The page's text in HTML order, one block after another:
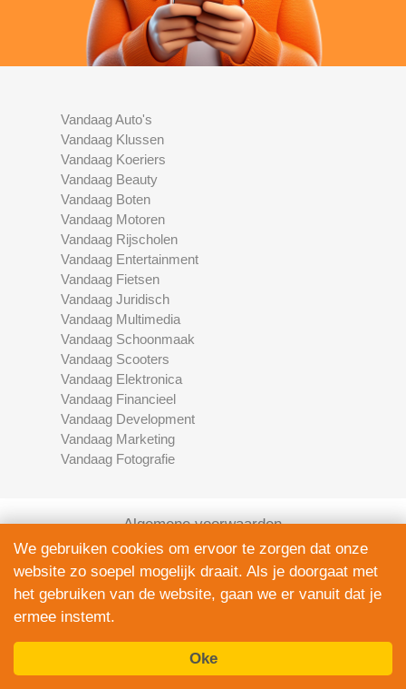
Vandaag Auto's
Vandaag Klussen
Vandaag Koeriers
Vandaag Beauty
Vandaag Boten
Vandaag Motoren
Vandaag Rijscholen
Vandaag Entertainment
Vandaag Fietsen
Vandaag Juridisch
Vandaag Multimedia
Vandaag Schoonmaak
Vandaag Scooters
Vandaag Elektronica
Vandaag Financieel
Vandaag Development
Vandaag Marketing
Vandaag Fotografie
Algemene voorwaarden
Privacy Policy
Contact
Bedrijven Inlog
We gebruiken cookies om ervoor te zorgen dat onze
website zo soepel mogelijk draait. Als je doorgaat met
het gebruiken van de website, gaan we er vanuit dat je
ermee instemt.
Oke